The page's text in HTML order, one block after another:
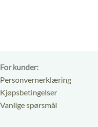
For kunder:
Personvernerklæring
Kjøpsbetingelser
Vanlige spørsmål